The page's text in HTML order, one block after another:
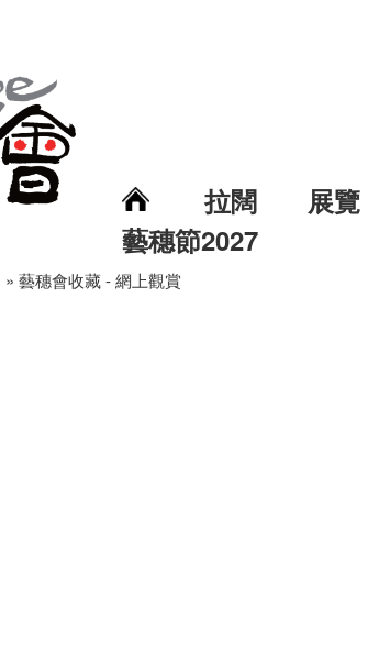
拉闊 展覽
藝穗節2027
» 藝穗會收藏 - 網上觀賞